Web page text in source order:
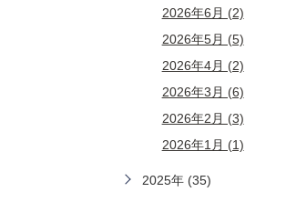
2026年6月 (2)
2026年5月 (5)
2026年4月 (2)
2026年3月 (6)
2026年2月 (3)
2026年1月 (1)
2025年 (35)